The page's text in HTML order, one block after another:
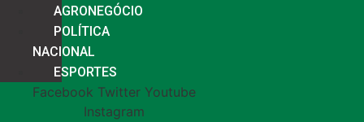
AGRONEGÓCIO
POLÍTICA
NACIONAL
ESPORTES
Facebook Twitter Youtube
Instagram